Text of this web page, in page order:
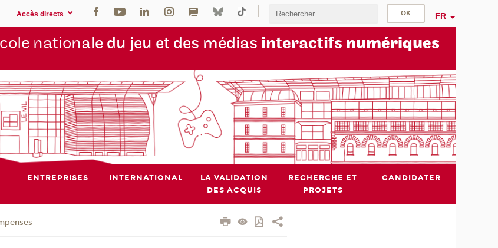
Accès directs FR
nationale du jeu et des médias interactifs numériques
ENTREPRISES INTERNATIONAL
LA VALIDATION
DES ACQUIS
RECHERCHE ET
PROJETS
CANDIDATER